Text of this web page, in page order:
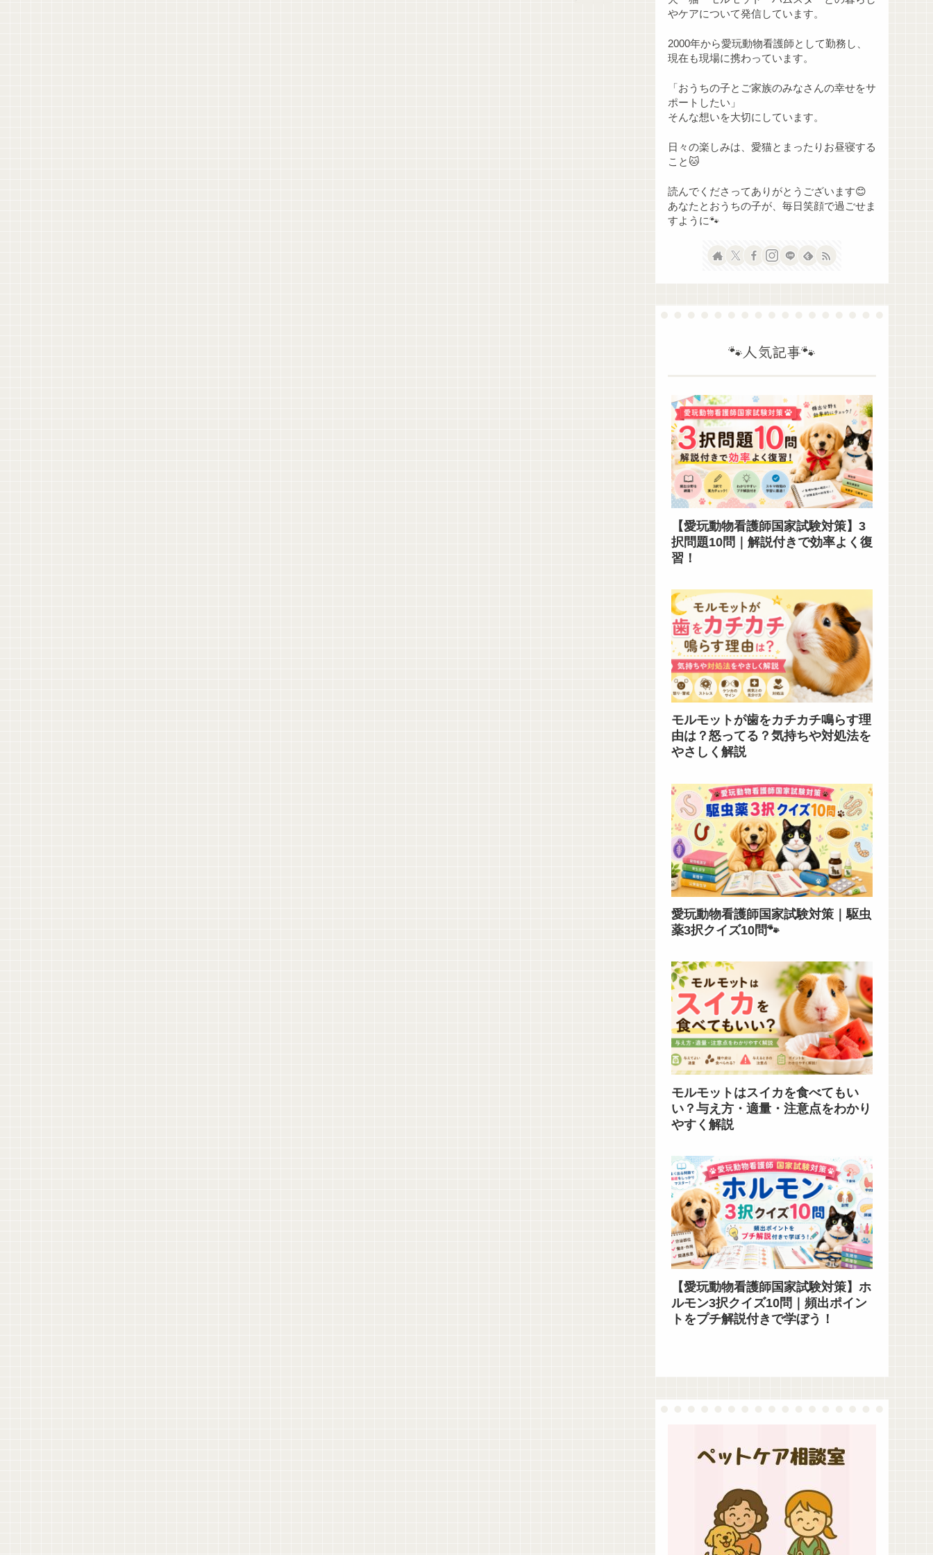
やケアについて発信しています。
2000年から愛玩動物看護師として勤務し、
現在も現場に携わっています。
「おうちの子とご家族のみなさんの幸せをサ
ポートしたい」
そんな想いを大切にしています。
日々の楽しみは、愛猫とまったりお昼寝する
こと🐱
読んでくださってありがとうございます😊
あなたとおうちの子が、毎日笑顔で過ごせま
すように🐾
🐾人気記事🐾
【愛玩動物看護師国家試験対策】3
択問題10問｜解説付きで効率よく復
習！
モルモットが歯をカチカチ鳴らす理
由は？怒ってる？気持ちや対処法を
やさしく解説
愛玩動物看護師国家試験対策｜駆虫
薬3択クイズ10問🐾
モルモットはスイカを食べてもい
い？与え方・適量・注意点をわかり
やすく解説
【愛玩動物看護師国家試験対策】ホ
ルモン3択クイズ10問｜頻出ポイン
トをプチ解説付きで学ぼう！